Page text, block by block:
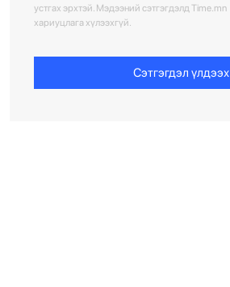
устгах эрхтэй. Мэдээний сэтгэгдэлд Time.mn
хариуцлага хүлээхгүй.
Сэтгэгдэл үлдээх